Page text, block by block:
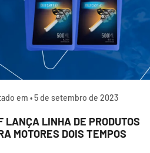
em •5 de setembro de 2023
LANÇA LINHA DE PRODUTOS
MOTORES DOIS TEMPOS